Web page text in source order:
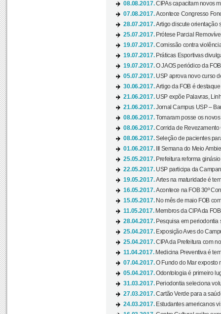
08.08.2017.CIPAs capacitam novos
07.08.2017.Acontece Congresso
28.07.2017.Artigo discute orientação
25.07.2017. Prótese Parcial
19.07.2017.Comissão contra
19.07.2017. Práticas Esportivas
19.07.2017.O JAOS periódico da
05.07.2017. USP aprova novo curso
30.06.2017.Artigo da FOB é
21.06.2017. USP expõe Palavras,
21.06.2017.Jornal Campus USP –
08.06.2017.Tomaram posse os
08.06.2017.Corrida de Revezamento
08.06.2017.Seleção de pacientes
01.06.2017.
III Semana do Meio
25.05.2017. Prefeitura reforma
22.05.2017. USP participa da
19.05.2017.Artes na maturidade é
16.05.2017.Acontece na FOB 30º
15.05.2017. No mês de maio FOB
11.05.2017. Membros da CIPA da
28.04.2017. Pesquisa em periodontia
25.04.2017. Exposição Aves do
25.04.2017.CIPA da Prefeitura com
11.04.2017. Medicina Preventiva é
07.04.2017.O Fundo do Mar exposto
05.04.2017.Odontologia é primeiro
31.03.2017. Periodontia seleciona
27.03.2017.Cartão Verde para a
24.03.2017. Estudantes americanos